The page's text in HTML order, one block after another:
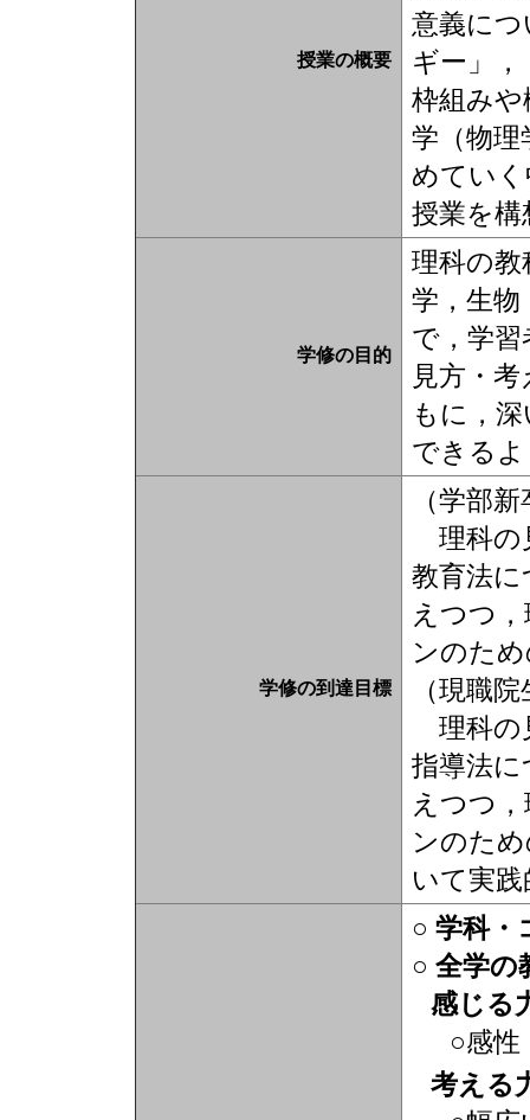
授業の概要
意義に
ギー」
枠組み
学（物理
めてい
授業を
学修の目的
理科の教
学，生物
で，学
見方・
もに，
できる
学修の到達目標
（学部
理科の
教育法に
えつつ
ンのた
（現職
理科の
指導法に
えつつ
ンのた
いて実
○ 学科・
○ 全学の
感じる
○感性
考える